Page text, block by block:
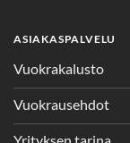
ASIAKASPALVELU
Vuokrakalusto
Vuokrausehdot
Yrityksen tarina